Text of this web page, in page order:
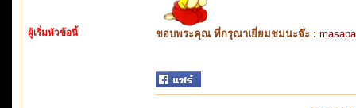
ผู้เริ่มหัวข้อนี้ ขอบพระคุณ ที่กรุณาเยี่ยมชมนะจ๊ะ :